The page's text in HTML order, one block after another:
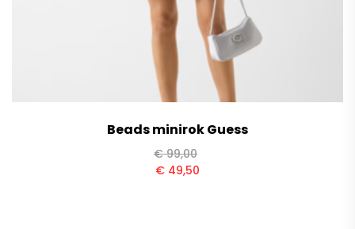
Beads minirok Guess
€99,00
€ 49,50